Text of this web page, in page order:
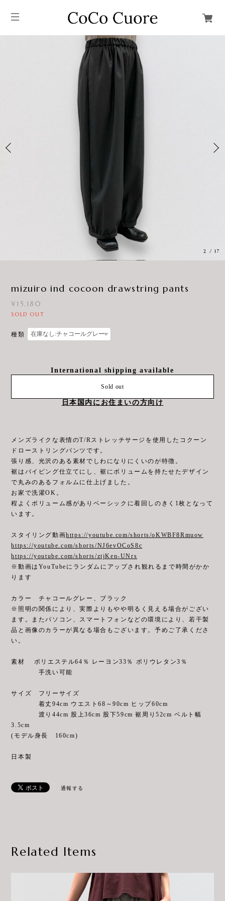
3 / 17
mizuiro ind cocoon drawstring pants
¥15,180
SOLD OUT
種類
International shipping available
Sold out
日本国内にお住まいの方向け
メンズライクな表情のT/Rストレッチサージを使用したコクーン
ドローストリングパンツです。
張り感、光沢のある素材でしわになりにくいのが特徴。
裾はパイピング仕立てにし、裾にボリュームを持たせたデザイン
で丸みのあるフォルムに仕上げました。
お家で洗濯OK。
程よくボリューム感がありベーシックに着回しのきく1枚となって
います。
スタイリング動画https://youtube.com/shorts/oKWBF8Rmuow
https://youtube.com/shorts/NJ6evOCoS8c
https://youtube.com/shorts/ztjKen-UNrs
※動画はYouTubeにランダムにアップされ観れるまで時間がかか
ります
カラー チャコールグレー、ブラック
※照明の関係により、実際よりもやや明るく見える場合がござい
ます。またパソコン、スマートフォンなどの環境により、若干製
品と画像のカラーが異なる場合もございます。予めご了承くださ
い。
素材 ポリエステル64％ レーヨン33％ ポリウレタン3％
手洗い可能
サイズ フリーサイズ
着丈94cm ウエスト68～90cm ヒップ60cm
渡り44cm 股上36cm 股下59cm 裾周り52cm ベルト幅
3.5cm
(モデル身長 160cm)
日本製
通報する
Related Items